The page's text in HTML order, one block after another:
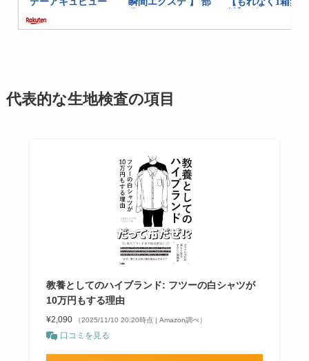
代表的な生地検査の項目
教養としてのハイブランド: フツーの白シャツが
10万円もする理由
¥2,090 （2025/11/10 20:20時点 | Amazon調べ）
口コミを見る